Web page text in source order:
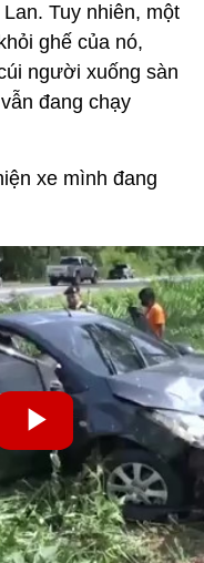
Tuy nhiên, một
ghế của nó,
người xuống sàn
đang chạy
xe mình đang